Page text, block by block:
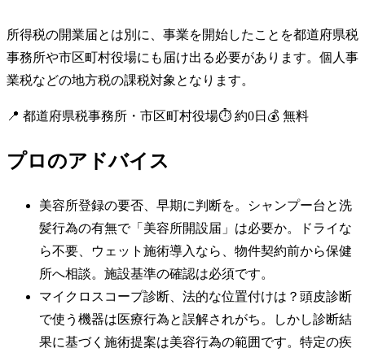
所得税の開業届とは別に、事業を開始したことを都道府県税
事務所や市区町村役場にも届け出る必要があります。個人事
業税などの地方税の課税対象となります。
📍 都道府県税事務所・市区町村役場⏱ 約0日 💰 無料
プロのアドバイス
美容所登録の要否、早期に判断を。シャンプー台と洗
髪行為の有無で「美容所開設届」は必要か。ドライな
ら不要、ウェット施術導入なら、物件契約前から保健
所へ相談。施設基準の確認は必須です。
マイクロスコープ診断、法的な位置付けは？頭皮診断
で使う機器は医療行為と誤解されがち。しかし診断結
果に基づく施術提案は美容行為の範囲です。特定の疾